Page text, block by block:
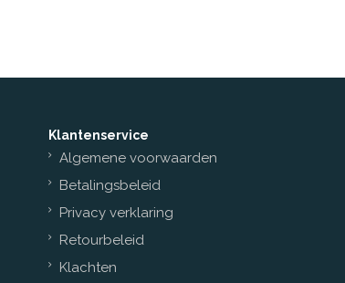
Klantenservice
Algemene voorwaarden
Betalingsbeleid
Privacy verklaring
Retourbeleid
Klachten